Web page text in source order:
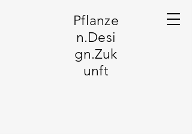
Pflanze
n.Desi
gn.Zuk
unft